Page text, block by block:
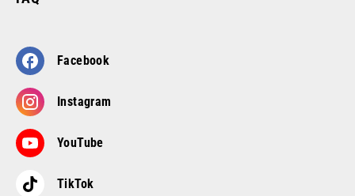
Facebook
Instagram
YouTube
TikTok